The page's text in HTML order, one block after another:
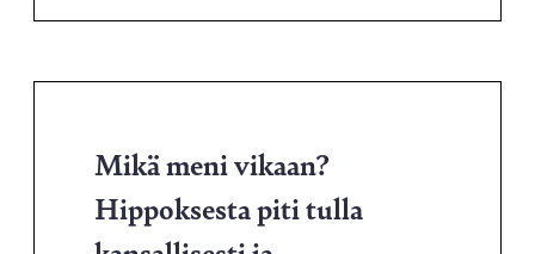
Mikä meni vikaan?
Hippoksesta piti tulla